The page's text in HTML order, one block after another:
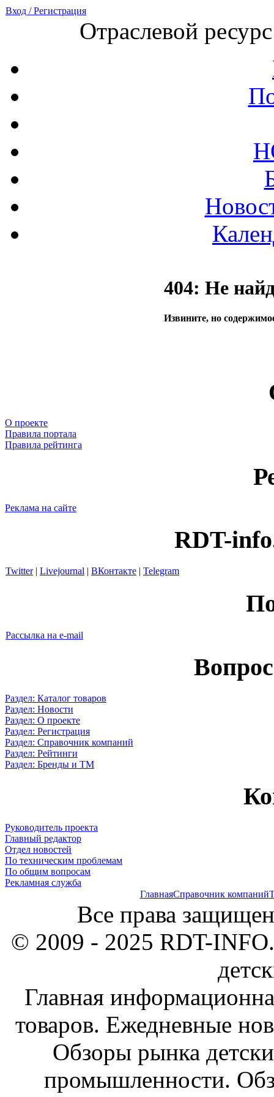
Вход / Регистрация
Отраслевой
404: Не
Извините, но
О проекте
Правила портала
Правила рейтинга
Реклама на сайте
RDT-
Twitter| Livejournal | ВКонтакте | Telegram
Рассылка на e-mail
Раздел: Каталог товаров
Раздел: Новости
Раздел: О проекте
Раздел: Регистрация
Раздел: Справочник компаний
Раздел: Рейтинги
Раздел: Бренды и ТМ
Руководитель проекта
Главный редактор
Отдел новостей
По техническим проблемам
По общим вопросам
Рекламная служба
ГлавнаяСправочник компаний
Все права
© 2009 - 2025 RDT-
Главная
товаров. Ежедневные
Обзоры рынка
промышленности.